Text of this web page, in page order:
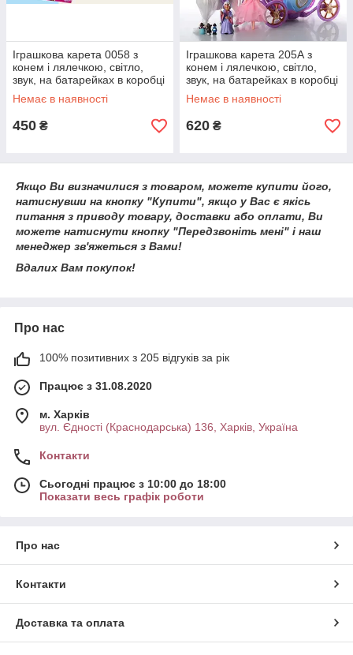
Іграшкова карета 0058 з
конем і лялечкою, світло,
звук, на батарейках в коробці
Немає в наявності
450 ₴
Іграшкова карета 205А з
конем і лялечкою, світло,
звук, на батарейках в коробці
Немає в наявності
620 ₴
Якщо Ви визначилися з товаром, можете купити його,
натиснувши на кнопку "Купити", якщо у Вас є якісь
питання з приводу товару, доставки або оплати, Ви
можете натиснути кнопку "Передзвоніть мені" і наш
менеджер зв'яжеться з Вами!
Вдалих Вам покупок!
Про нас
100% позитивних з 205 відгуків за рік
Працює з 31.08.2020
м. Харків
вул. Єдності (Краснодарська) 136, Харків, Україна
Контакти
Сьогодні працює з 10:00 до 18:00
Показати весь графік роботи
Про нас
Контакти
Доставка та оплата